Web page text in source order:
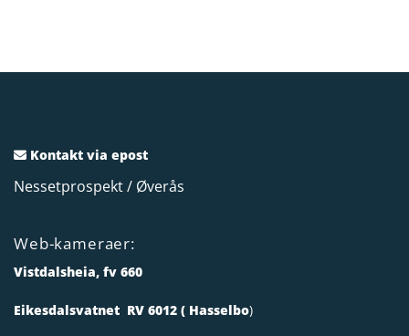
 Kontakt via epost
Nessetprospekt / Øverås
Web-kameraer:
Vistdalsheia, fv 660
Eikesdalsvatnet RV 6012 ( Hasselbo)